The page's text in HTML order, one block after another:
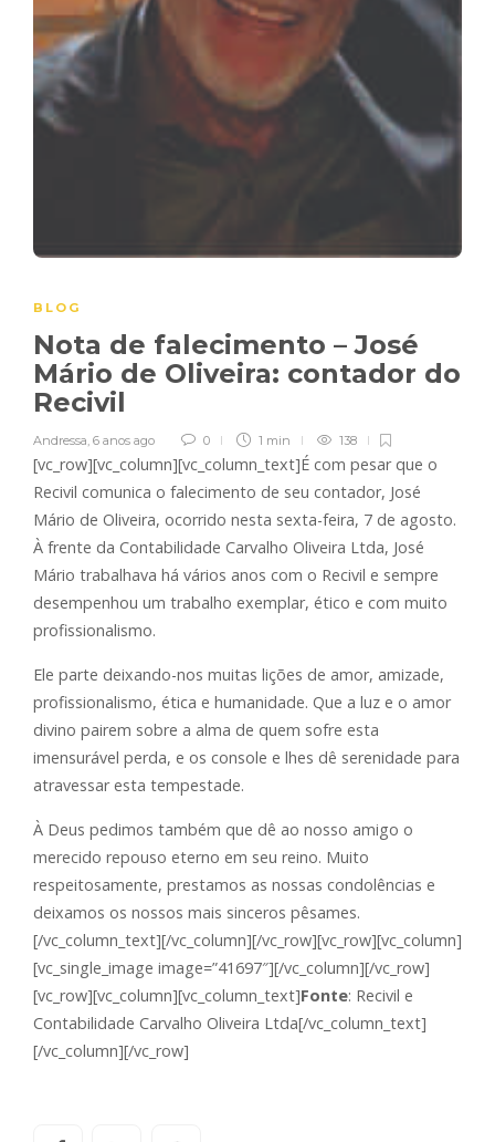
BLOG
Nota de falecimento – José
Mário de Oliveira: contador do
Recivil
Andressa, 6 anos ago 0 1 min 138
[vc_row][vc_column][vc_column_text]É com pesar que o
Recivil comunica o falecimento de seu contador, José
Mário de Oliveira, ocorrido nesta sexta-feira, 7 de agosto.
À frente da Contabilidade Carvalho Oliveira Ltda, José
Mário trabalhava há vários anos com o Recivil e sempre
desempenhou um trabalho exemplar, ético e com muito
profissionalismo.
Ele parte deixando-nos muitas lições de amor, amizade,
profissionalismo, ética e humanidade. Que a luz e o amor
divino pairem sobre a alma de quem sofre esta
imensurável perda, e os console e lhes dê serenidade para
atravessar esta tempestade.
À Deus pedimos também que dê ao nosso amigo o
merecido repouso eterno em seu reino. Muito
respeitosamente, prestamos as nossas condolências e
deixamos os nossos mais sinceros pêsames.
[/vc_column_text][/vc_column][/vc_row][vc_row][vc_column]
[vc_single_image image=”41697″][/vc_column][/vc_row]
[vc_row][vc_column][vc_column_text]Fonte: Recivil e
Contabilidade Carvalho Oliveira Ltda[/vc_column_text]
[/vc_column][/vc_row]